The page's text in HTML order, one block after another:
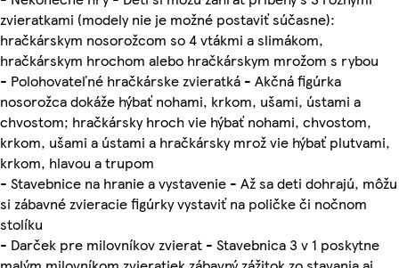
zvieratkami (modely nie je možné postaviť súčasne):
hračkárskym nosorožcom so 4 vtákmi a slimákom,
hračkárskym hrochom alebo hračkárskym mrožom s rybou
- Polohovateľné hračkárske zvieratká - Akčná figúrka
nosorožca dokáže hýbať nohami, krkom, ušami, ústami a
chvostom; hračkársky hroch vie hýbať nohami, chvostom,
krkom, ušami a ústami a hračkársky mrož vie hýbať plutvami,
krkom, hlavou a trupom
- Stavebnice na hranie a vystavenie - Až sa deti dohrajú, môžu
si zábavné zvieracie figúrky vystaviť na poličke či nočnom
stolíku
- Darček pre milovníkov zvierat - Stavebnica 3 v 1 poskytne